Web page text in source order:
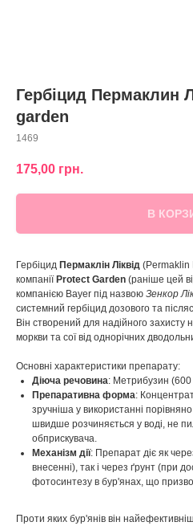
Гербіцид Пермаклин
garden
1469
175,00 грн.
В
Гербіцид Пермаклін Ліквід (Permaklin
компанії Protect Garden (раніше цей
компанією Bayer під назвою Зенкор
системний гербіцид дозового та
Він створений для надійного захисту
моркви та сої від однорічних
Основні характеристики препарату:
Діюча речовина: Метрибузин (600
Препаративна форма:
зручніша у використанні
швидше розчиняється у воді, не
обприскувача.
Механізм дії: Препарат діє як
внесенні), так і через ґрунт (при
фотосинтезу в бур'янах, що
Проти яких бур'янів він